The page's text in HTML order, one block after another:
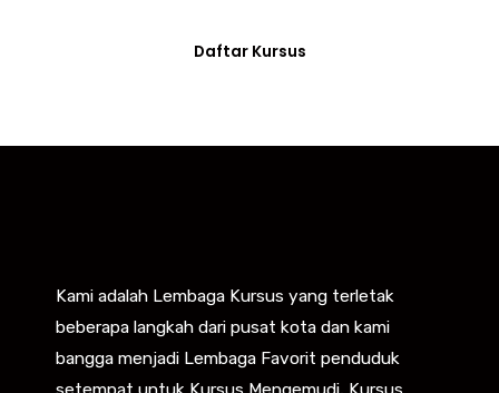
Daftar Kursus
Kami adalah Lembaga Kursus yang terletak
beberapa langkah dari pusat kota dan kami
bangga menjadi Lembaga Favorit penduduk